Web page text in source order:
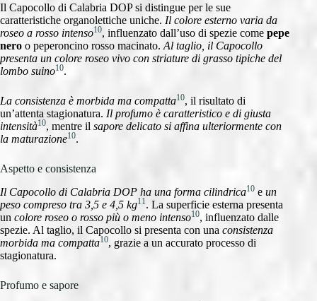
Il Capocollo di Calabria DOP si distingue per le sue
caratteristiche organolettiche uniche. Il colore esterno varia da
roseo a rosso intenso10, influenzato dall’uso di spezie come pepe
nero o peperoncino rosso macinato. Al taglio, il Capocollo
presenta un colore roseo vivo con striature di grasso tipiche del
lombo suino10.
La consistenza è morbida ma compatta10, il risultato di
un’attenta stagionatura. Il profumo è caratteristico e di giusta
intensità10, mentre il sapore delicato si affina ulteriormente con
la maturazione10.
Aspetto e consistenza
Il Capocollo di Calabria DOP ha una forma cilindrica10 e un
peso compreso tra 3,5 e 4,5 kg11 . La superficie esterna presenta
un colore roseo o rosso più o meno intenso10, influenzato dalle
spezie. Al taglio, il Capocollo si presenta con una consistenza
morbida ma compatta10, grazie a un accurato processo di
stagionatura.
Profumo e sapore